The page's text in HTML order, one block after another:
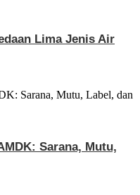
Lima Jenis Air
Sarana, Mutu,